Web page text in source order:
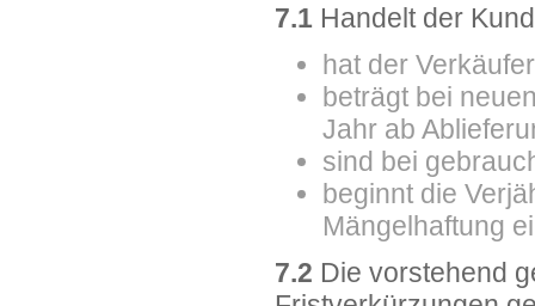
7.1 Handelt der
hat der
beträgt bei
Jahr ab
sind bei
beginnt die
Mängelhaftung
7.2 Die vorstehend